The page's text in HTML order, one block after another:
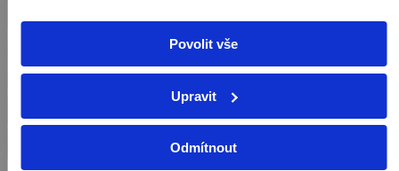
Povolit vše
Upravit
Odmítnout